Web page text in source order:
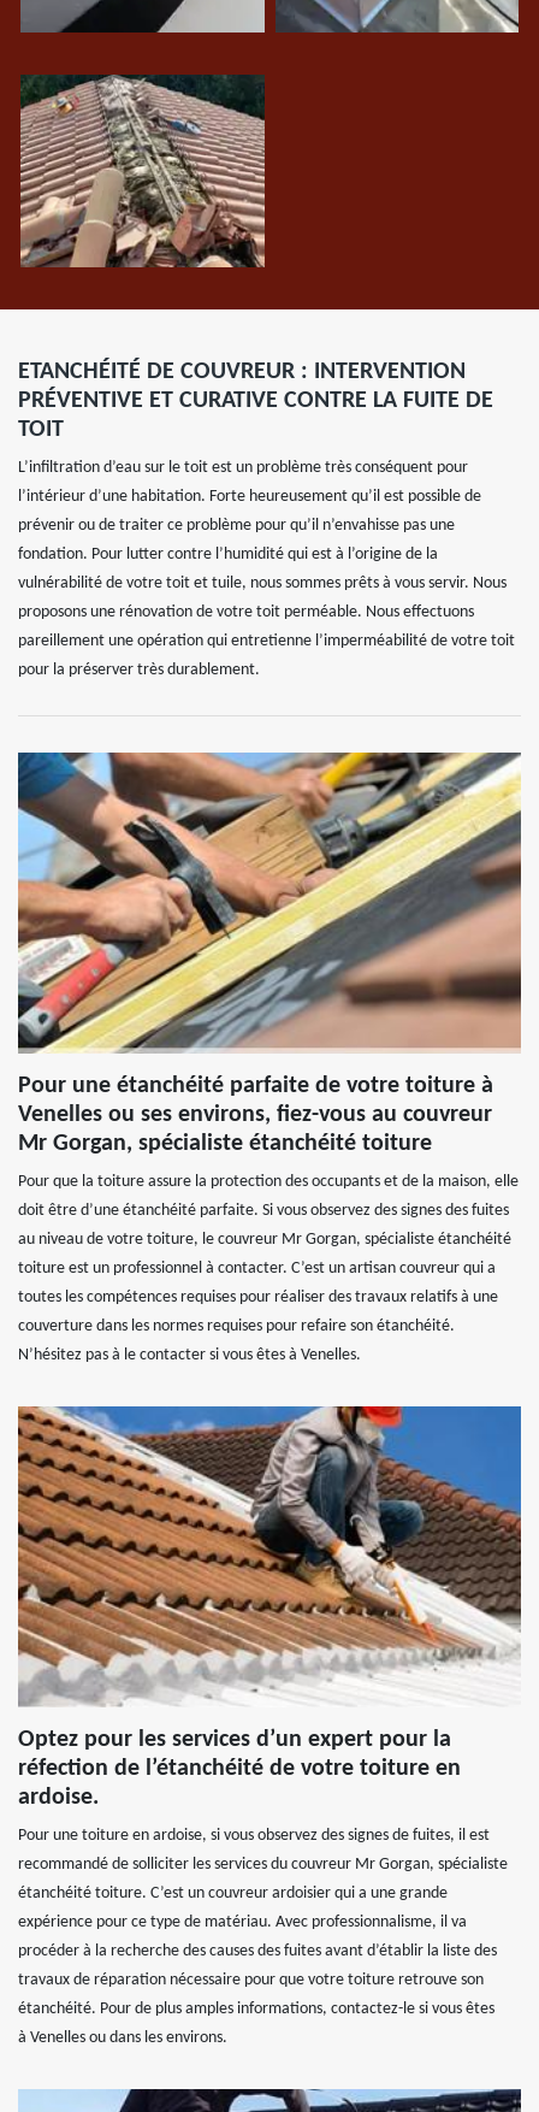
ETANCHÉITÉ DE COUVREUR : INTERVENTION
PRÉVENTIVE ET CURATIVE CONTRE LA FUITE DE
TOIT
L’infiltration d’eau sur le toit est un problème très conséquent pour
l’intérieur d’une habitation. Forte heureusement qu’il est possible de
prévenir ou de traiter ce problème pour qu’il n’envahisse pas une
fondation. Pour lutter contre l’humidité qui est à l’origine de la
vulnérabilité de votre toit et tuile, nous sommes prêts à vous servir. Nous
proposons une rénovation de votre toit perméable. Nous effectuons
pareillement une opération qui entretienne l’imperméabilité de votre toit
pour la préserver très durablement.
Pour une étanchéité parfaite de votre toiture à
Venelles ou ses environs, fiez-vous au couvreur
Mr Gorgan, spécialiste étanchéité toiture
Pour que la toiture assure la protection des occupants et de la maison, elle
doit être d’une étanchéité parfaite. Si vous observez des signes des fuites
au niveau de votre toiture, le couvreur Mr Gorgan, spécialiste étanchéité
toiture est un professionnel à contacter. C’est un artisan couvreur qui a
toutes les compétences requises pour réaliser des travaux relatifs à une
couverture dans les normes requises pour refaire son étanchéité.
N’hésitez pas à le contacter si vous êtes à Venelles.
Optez pour les services d’un expert pour la
réfection de l’étanchéité de votre toiture en
ardoise.
Pour une toiture en ardoise, si vous observez des signes de fuites, il est
recommandé de solliciter les services du couvreur Mr Gorgan, spécialiste
étanchéité toiture. C’est un couvreur ardoisier qui a une grande
expérience pour ce type de matériau. Avec professionnalisme, il va
procéder à la recherche des causes des fuites avant d’établir la liste des
travaux de réparation nécessaire pour que votre toiture retrouve son
étanchéité. Pour de plus amples informations, contactez-le si vous êtes
à Venelles ou dans les environs.